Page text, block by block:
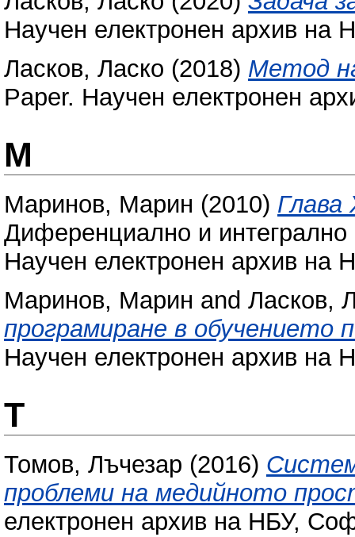
Научен електронен архив
Ласков, Ласко (2018) Метод
Paper. Научен електронен
М
Маринов, Марин (2010) Глава
Диференциално и
Научен електронен архив на
Маринов, Марин and Ласков,
програмиране в обучението
Научен електронен архив
Т
Томов, Лъчезар (2016)
проблеми на медийното
електронен архив на НБУ,